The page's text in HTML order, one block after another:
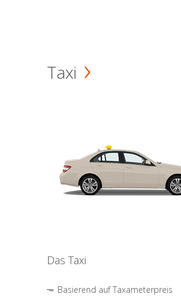
Taxi
Das Taxi
Basierend auf Taxameterpreis